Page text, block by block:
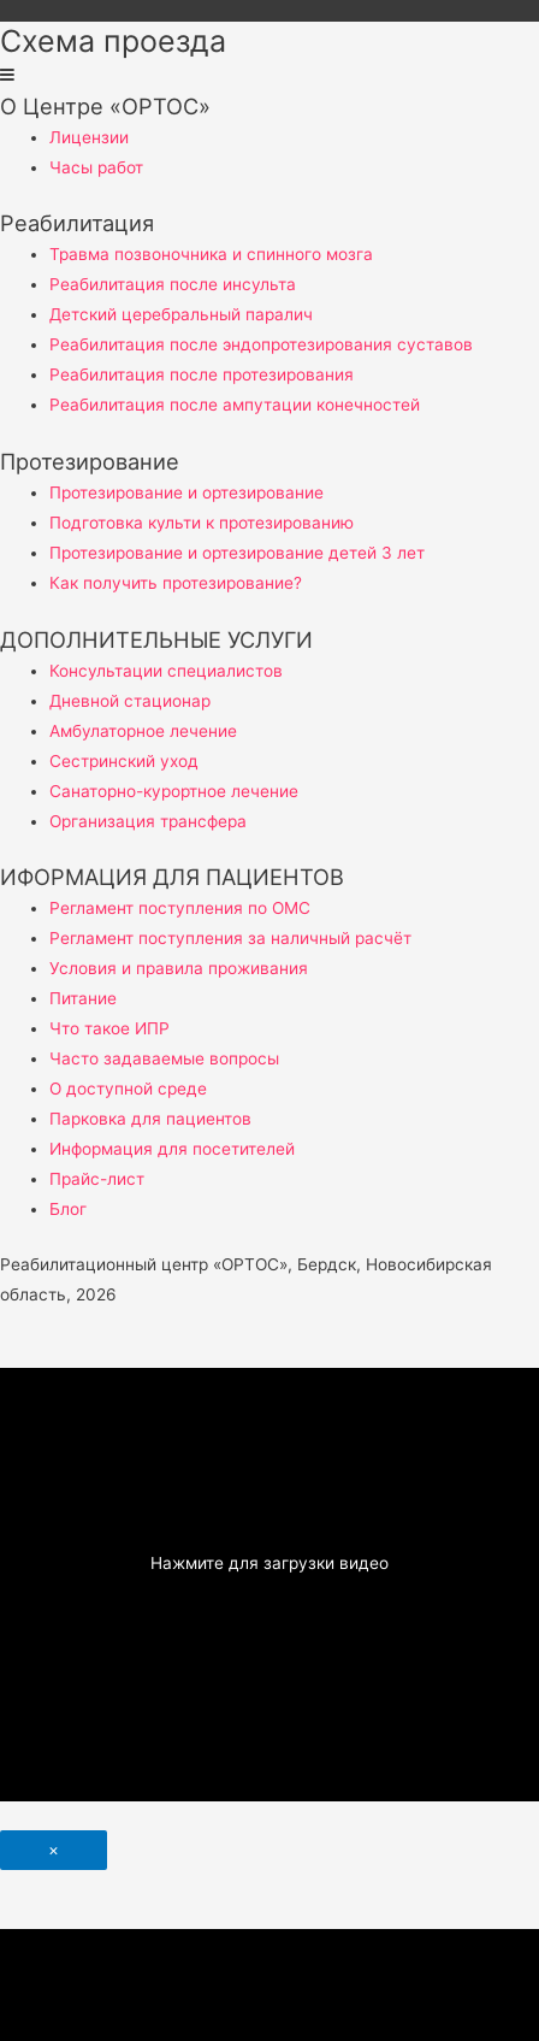
Схема проезда
О Центре «ОРТОС»
Лицензии
Часы работ
Реабилитация
Травма позвоночника и спинного мозга
Реабилитация после инсульта
Детский церебральный паралич
Реабилитация после эндопротезирования суставов
Реабилитация после протезирования
Реабилитация после ампутации конечностей
Протезирование
Протезирование и ортезирование
Подготовка культи к протезированию
Протезирование и ортезирование детей 3 лет
Как получить протезирование?
ДОПОЛНИТЕЛЬНЫЕ УСЛУГИ
Консультации специалистов
Дневной стационар
Амбулаторное лечение
Сестринский уход
Санаторно-курортное лечение
Организация трансфера
ИФОРМАЦИЯ ДЛЯ ПАЦИЕНТОВ
Регламент поступления по ОМС
Регламент поступления за наличный расчёт
Условия и правила проживания
Питание
Что такое ИПР
Часто задаваемые вопросы
О доступной среде
Парковка для пациентов
Информация для посетителей
Прайс-лист
Блог
Реабилитационный центр «ОРТОС», Бердск, Новосибирская
область, 2026
Нажмите для загрузки видео
×